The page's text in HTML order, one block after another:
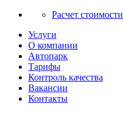
Расчет стоимости
Услуги
О компании
Автопарк
Тарифы
Контроль качества
Вакансии
Контакты